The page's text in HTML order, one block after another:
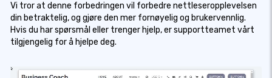
Vi tror at denne forbedringen vil forbedre nettleseropplevelsen
din betraktelig, og gjøre den mer fornøyelig og brukervennlig.
Hvis du har spørsmål eller trenger hjelp, er supportteamet vårt
tilgjengelig for å hjelpe deg.